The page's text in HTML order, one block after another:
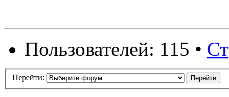
Пользователей: 115 •
Перейти: